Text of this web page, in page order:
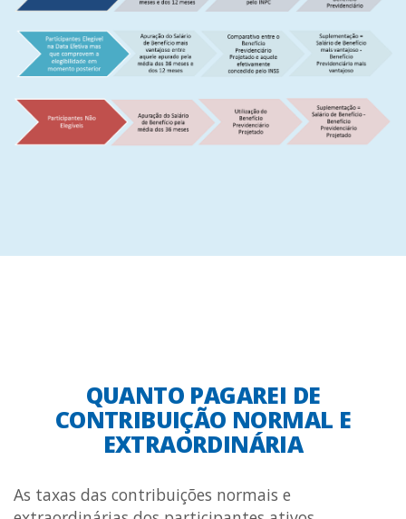
QUANTO PAGAREI DE
CONTRIBUIÇÃO NORMAL E
EXTRAORDINÁRIA
As taxas das contribuições normais e